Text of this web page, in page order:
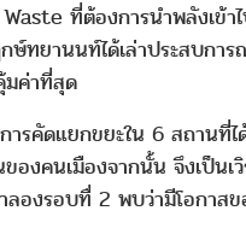
ที่ต้องการนำพลังเ
ทยานนท์ได้เล่าประสบก
มค่าที่สุด
รคัดแยกขยะใน 6 สถานที่
ของคนเมืองจากนั้น จึงเป็
ลองรอบทื่ 2 พบว่ามีโอกา